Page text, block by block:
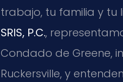
trabajo, tu familia y tu
SRIS, P.C.,
Condado de Greene,
Ruckersville, y